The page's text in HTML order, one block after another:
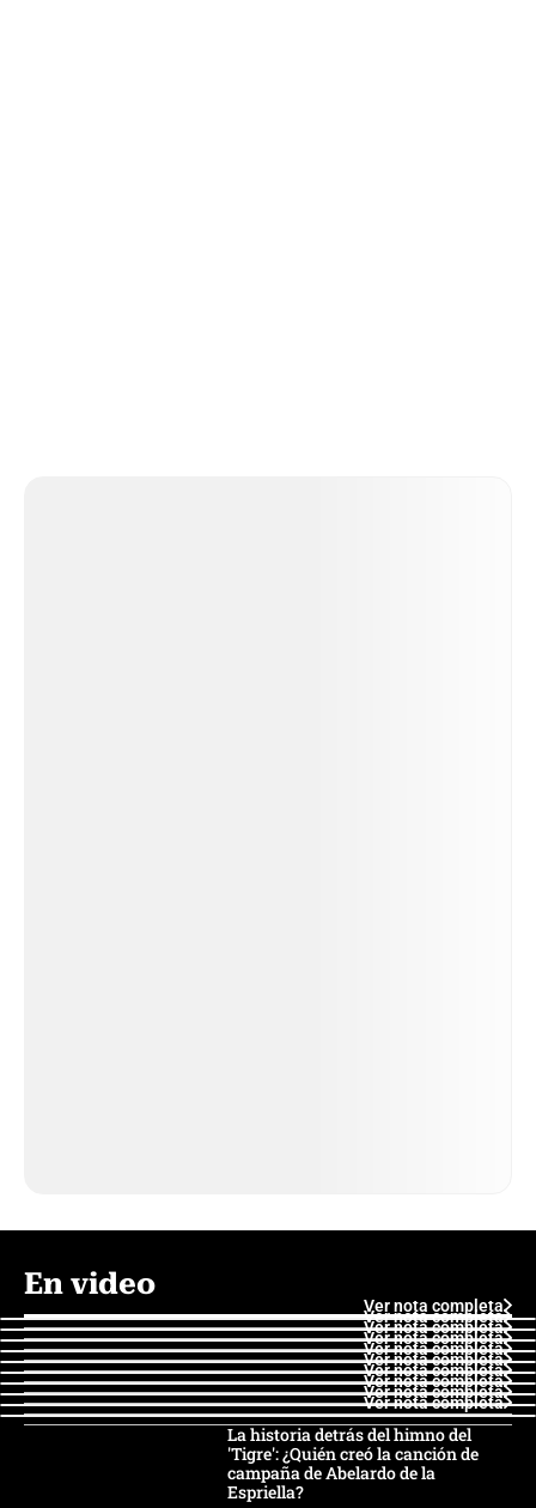
En video
Ver nota completa
Ver nota completa
Ver nota completa
Ver nota completa
Ver nota completa
Ver nota completa
Ver nota completa
Ver nota completa
Ver nota completa
Ver nota completa
La historia detrás del himno del
'Tigre': ¿Quién creó la canción de
campaña de Abelardo de la
Espriella?